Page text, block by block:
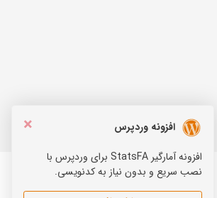
×
افزونه وردپرس
افزونه آمارگیر StatsFA برای وردپرس با
نصب سریع و بدون نیاز به کدنویسی.